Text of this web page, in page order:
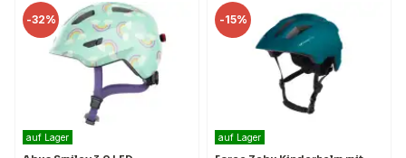
-32%
auf Lager
-15%
auf Lager